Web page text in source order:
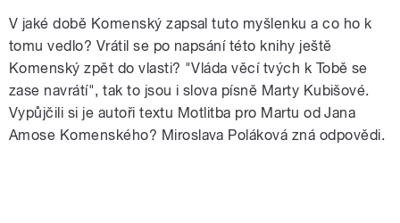
V jaké době Komenský zapsal tuto myšlenku a co ho k
tomu vedlo? Vrátil se po napsání této knihy ještě
Komenský zpět do vlasti? "Vláda věcí tvých k Tobě se
zase navrátí", tak to jsou i slova písně Marty Kubišové.
Vypůjčili si je autoři textu Motlitba pro Martu od Jana
Amose Komenského? Miroslava Poláková zná odpovědi.